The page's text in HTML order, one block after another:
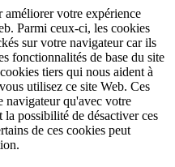
améliorer votre expérience
Parmi ceux-ci, les cookies
sur votre navigateur car ils
fonctionnalités de base du site
tiers qui nous aident à
utilisez ce site Web. Ces
navigateur qu'avec votre
la possibilité de désactiver ces
de ces cookies peut